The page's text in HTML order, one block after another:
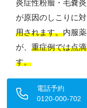
炎症性粉瘤・毛嚢
が原因のしこりに対
用されます。内服
が、 重症例では点
す。
炎症が強い時期に
緩和に用いられる
電話予約
0120-000-702